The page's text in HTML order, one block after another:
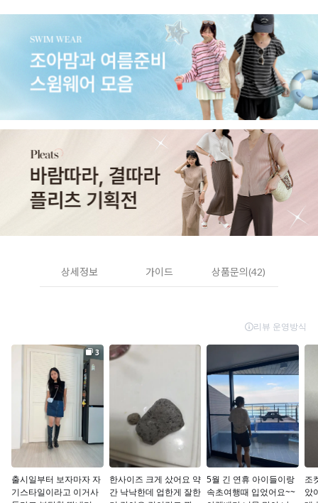
상세정보 가이드 상품문의(42)